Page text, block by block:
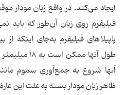
ایجاد می‌کند. در واقع زبان مودار
فیلیفرم روی زبان آن‌طور که باید
پاپیلاهای فیلیفرم به‌جای اینکه
طول آنها
آنها شروع به جمع‌آوری سموم
ظاهر زبان مودار بسته به علت این